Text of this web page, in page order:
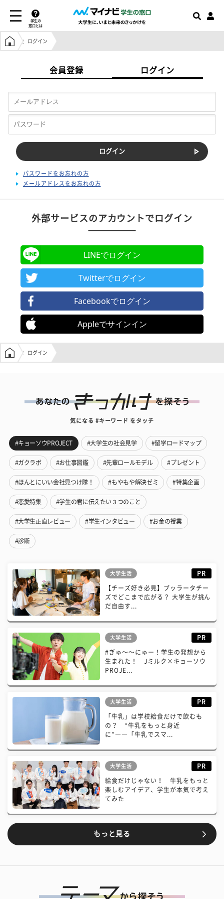
学生の
窓口とは
学生の窓口トップ
ログイン
会員登録 ログイン
パスワードをお忘れの方
メールアドレスをお忘れの方
外部サービスのアカウントでログイン
LINEでログイン
Twitterでログイン
Facebookでログイン
Appleでサインイン
学生の窓口トップ
ログイン
気になる #キーワード をタッチ
#キョーソウPROJECT #大学生の社会見学 #留学ロードマップ
#ガクラボ #お仕事図鑑 #先輩ロールモデル #プレゼント
#ほんとにいい会社見つけ隊！ #もやもや解決ゼミ #特集企画
#恋愛特集 #学生の君に伝えたい３つのこと
#大学生正直レビュー #学生インタビュー #お金の授業
#診断
大学生活 PR
【チーズ好き必見】ブッラータチー
ズでどこまで広がる？ 大学生が挑ん
だ自由す...
大学生活 PR
#ぎゅ〜〜にゅー！学生の発想から
生まれた！ Jミルク×キョーソウ
PROJE...
大学生活 PR
「牛乳」は学校給食だけで飲むも
の？ “牛乳をもっと身近
に”――「牛乳でスマ...
大学生活 PR
給食だけじゃない！ 牛乳をもっと
楽しむアイデア、学生が本気で考え
てみた
もっと見る